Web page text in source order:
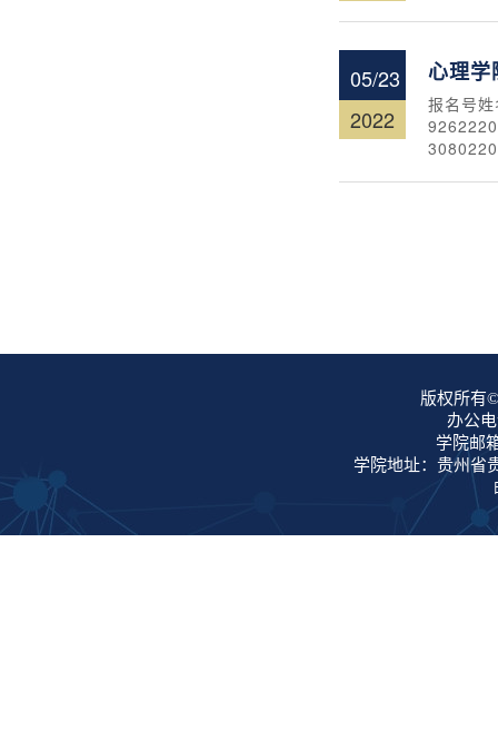
05/23
2022
心理学
报名号
版权所有
办公
学院邮
学院地址：贵州省